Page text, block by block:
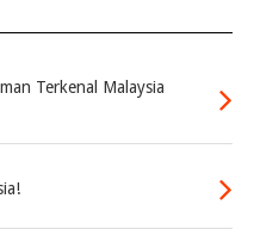
Terkenal Malaysia